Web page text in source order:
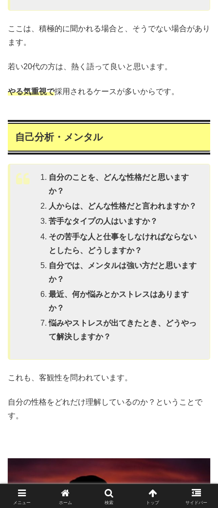
ここは、積極的に聞かれる場合と、そうでない場合があり
ます。
若い20代の方は、熱く語って良いと思います。
やる気重視で採用されるケースが多いからです。
自己分析・メンタル
自分のことを、どんな性格だと思います
か？
人からは、どんな性格だと言われますか？
苦手なタイプの人はいますか？
その苦手な人と仕事をしなければならない
としたら、どうしますか？
自分では、メンタルは強い方だと思います
か？
最近、何か悩みとかストレスはあります
か？
悩みやストレスが出てきたとき、どうやっ
て解決しますか？
これも、客観性を問われています。
自分の性格をどれだけ理解しているのか？ということで
す。
メニュー ホーム 検索 トップ サイドバー